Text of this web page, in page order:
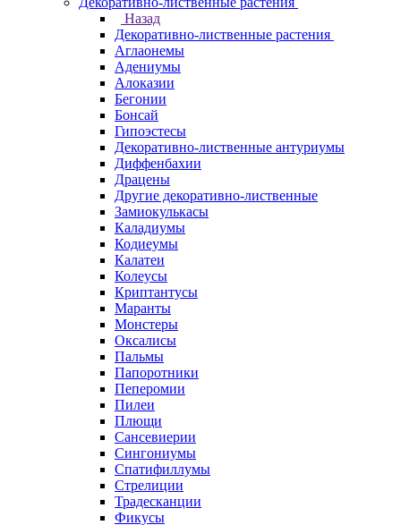
Назад
Декоративно-лиственные растения
Аглаонемы
Адениумы
Алоказии
Бегонии
Бонсай
Гипоэстесы
Декоративно-лиственные антуриумы
Диффенбахии
Драцены
Другие декоративно-лиственные
Замиокулькасы
Каладиумы
Кодиеумы
Калатеи
Колеусы
Криптантусы
Маранты
Монстеры
Оксалисы
Пальмы
Папоротники
Пеперомии
Пилеи
Плющи
Сансевиерии
Сингониумы
Спатифиллумы
Стрелиции
Традесканции
Фикусы